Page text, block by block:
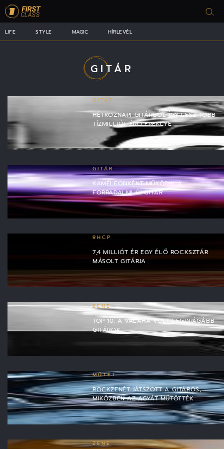
LIFE STYLE MAGIC HÍRLEVÉL
GITÁR
GITÁR
HÉTKÖZNAPI GITÁRBÓL ÍGY LESZ TÖBB
TÍZMILLIÓT ÉRŐ EREKLYE
GITÁR
KAMÉLEONKÉNT MŰKÖDIK A
FORRADALMI ÚJ GITÁR
RHCP
7,4 MILLIÓT ÉR EGY ÉLŐ ROCKSZTÁR
MÁSOLT GITÁRJA
ZENE
TOP 10: A VALAHA VOLT LEGDRÁGÁBB
GITÁROK
MŰTÉT
ROCKZENÉT JÁTSZOTT A GITÁROS,
MIKÖZBEN AZ AGYÁT MŰTÖTTÉK
ZENE